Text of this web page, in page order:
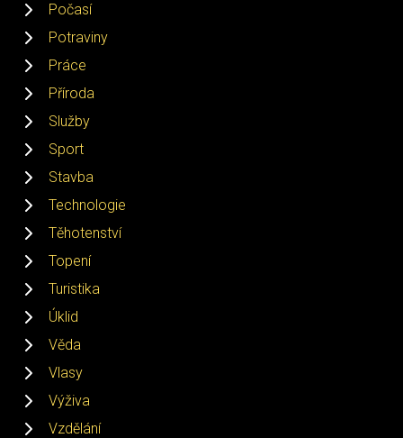
Počasí
Potraviny
Práce
Příroda
Služby
Sport
Stavba
Technologie
Těhotenství
Topení
Turistika
Úklid
Věda
Vlasy
Výživa
Vzdělání